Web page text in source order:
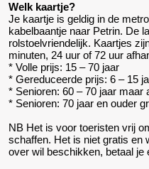
Welk kaartje?
Je kaartje is geldig in de
kabelbaantje naar Petrin. De
rolstoelvriendelijk. Kaartjes
minuten, 24 uur of 72 uur
* Volle prijs: 15 – 70 jaar
* Gereduceerde prijs: 6 – 15
* Senioren: 60 – 70 jaar maar
* Senioren: 70 jaar en ouder
NB Het is voor toeristen vrij
schaffen. Het is niet gratis en
over wil beschikken, betaal je